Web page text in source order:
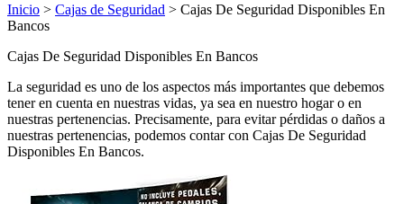
Inicio > Cajas de Seguridad > Cajas De Seguridad Disponibles En
Bancos
Cajas De Seguridad Disponibles En Bancos
La seguridad es uno de los aspectos más importantes que debemos
tener en cuenta en nuestras vidas, ya sea en nuestro hogar o en
nuestras pertenencias. Precisamente, para evitar pérdidas o daños a
nuestras pertenencias, podemos contar con Cajas De Seguridad
Disponibles En Bancos.